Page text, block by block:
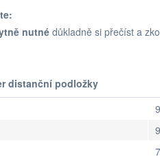
nutné důkladně si přečíst a
distanční podložky